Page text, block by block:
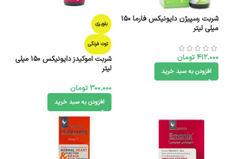
شربت رسپیژن دایونیکس فارما 150
میلی لیتر
412.000تومان
افزودن به سبد خرید
بلوبری
توت فرنگی
شربت اموکیدز دایونیکس 150 میلی
لیتر
300.000تومان
افزودن به سبد خرید